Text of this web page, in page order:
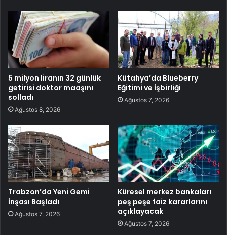
5 milyon liranın 32 günlük
getirisi doktor maaşını
solladı
Ağustos 8, 2026
Kütahya’da Blueberry
Eğitimi ve İşbirliği
Ağustos 7, 2026
Trabzon’da Yeni Gemi
İnşası Başladı
Ağustos 7, 2026
Küresel merkez bankaları
peş peşe faiz kararlarını
açıklayacak
Ağustos 7, 2026